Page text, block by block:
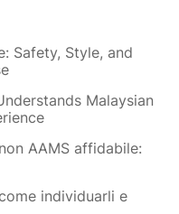
Safety, Style, and
Malaysian
AAMS affidabile:
individuarli e